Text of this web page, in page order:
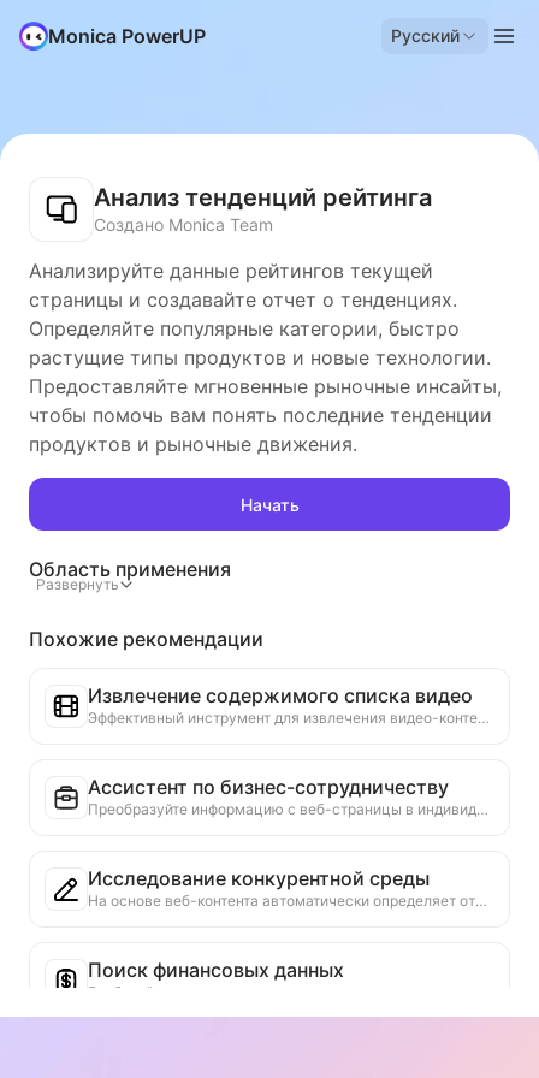
Monica PowerUP Русский
Анализ тенденций рейтинга
Создано Monica Team
Анализируйте данные рейтингов текущей
страницы и создавайте отчет о тенденциях.
Определяйте популярные категории, быстро
растущие типы продуктов и новые технологии.
Предоставляйте мгновенные рыночные инсайты,
чтобы помочь вам понять последние тенденции
продуктов и рыночные движения.
Начать
Область применения
Развернуть
Похожие рекомендации
Извлечение содержимого списка видео
Эффективный инструмент для извлечения видео-контента с веб-страниц, который может быстро сканировать страницы и организовывать информацию о видео в структурированную таблицу Markdown.
Ассистент по бизнес-сотрудничеству
Преобразуйте информацию с веб-страницы в индивидуальные коммерческие предложения, частные сообщения для сотрудничества, предоставьте готовые шаблоны и руководства по последующим действиям, упростите процесс сотрудничества.
Исследование конкурентной среды
На основе веб-контента автоматически определяет отрасль компании и основных конкурентов. Генерирует подробный отчет по анализу конкурентной среды, включая долю рынка, сравнение продуктов и SWOT-анализ, что помогает понять позиционирование компании в отрасли.
Поиск финансовых данных